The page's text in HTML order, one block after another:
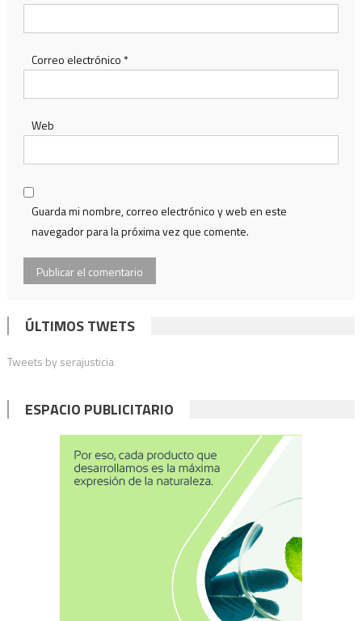
Correo electrónico *
Web
Guarda mi nombre, correo electrónico y web en este
navegador para la próxima vez que comente.
ÚLTIMOS TWETS
Tweets by serajusticia
ESPACIO PUBLICITARIO